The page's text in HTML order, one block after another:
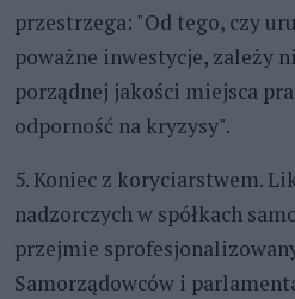
przestrzega: "Od tego, czy
poważne inwestycje, zależy
porządnej jakości miejsca
odporność na kryzysy".
5. Koniec z koryciarstwem.
nadzorczych w spółkach
przejmie
Samorządowców i